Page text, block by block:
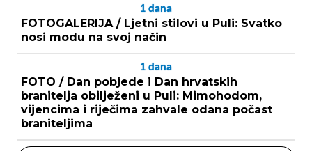
1 dana
FOTOGALERIJA / Ljetni stilovi u Puli: Svatko
nosi modu na svoj način
1 dana
FOTO / Dan pobjede i Dan hrvatskih
branitelja obilježeni u Puli: Mimohodom,
vijencima i riječima zahvale odana počast
braniteljima